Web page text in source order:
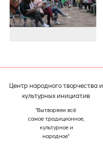
Центр народного творчества и
культурных инициатив
"Вытворяем всё
самое традиционное,
культурное и
народное"